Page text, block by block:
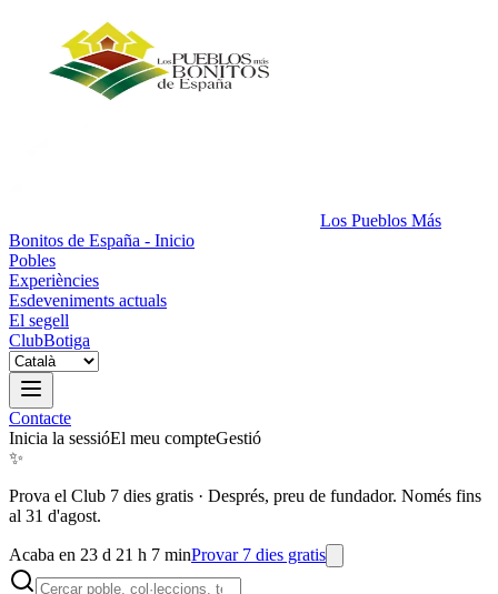
Los Pueblos Más
Bonitos de España - Inicio
Pobles
Experiències
Esdeveniments actuals
El segell
ClubBotiga
Contacte
Inicia la sessióEl meu compteGestió
✨
Prova el Club 7 dies gratis · Després, preu de fundador. Només fins
al 31 d'agost.
Acaba en 23 d 21 h 7 minProvar 7 dies gratis